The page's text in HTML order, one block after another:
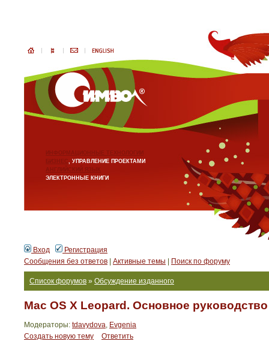
ИНФОРМАЦИОННЫЕ ТЕХНОЛОГИИ
БИЗНЕС, УПРАВЛЕНИЕ ПРОЕКТАМИ
АНГЛИЙСКИЙ ЯЗЫК
ЭЛЕКТРОННЫЕ КНИГИ
Вход
Регистрация
Сообщения без ответов
Активные темы Поиск по форуму
Список форумов » Обсуждение изданного
Mac OS X Leopard. Основное руководство
Модераторы: tdavydova, Evgenia
Создать новую тему
Ответить